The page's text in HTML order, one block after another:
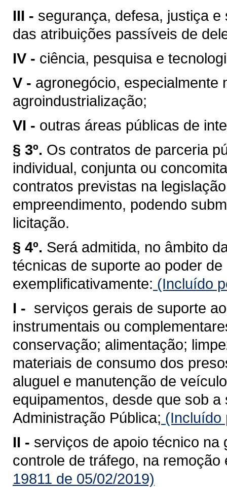
III - segurança, defesa, justiça
das atribuições passíveis de
IV - ciência, pesquisa e
V - agronegócio, especialmente
agroindustrialização;
VI - outras áreas públicas de
§ 3º. Os contratos de parceria
individual, conjunta ou
contratos previstas na
empreendimento, podendo
licitação.
§ 4º. Será admitida, no âmbito
técnicas de suporte ao poder
exemplificativamente: (Incluído
I - serviços gerais de suporte
instrumentais ou
conservação; alimentação;
materiais de consumo dos
aluguel e manutenção de
equipamentos, desde que sob
Administração Pública; (Incluído
II - serviços de apoio técnico na
controle de tráfego, na
19811 de 05/02/2019)